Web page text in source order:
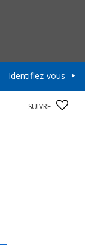
Identifiez-vous
SUIVRE